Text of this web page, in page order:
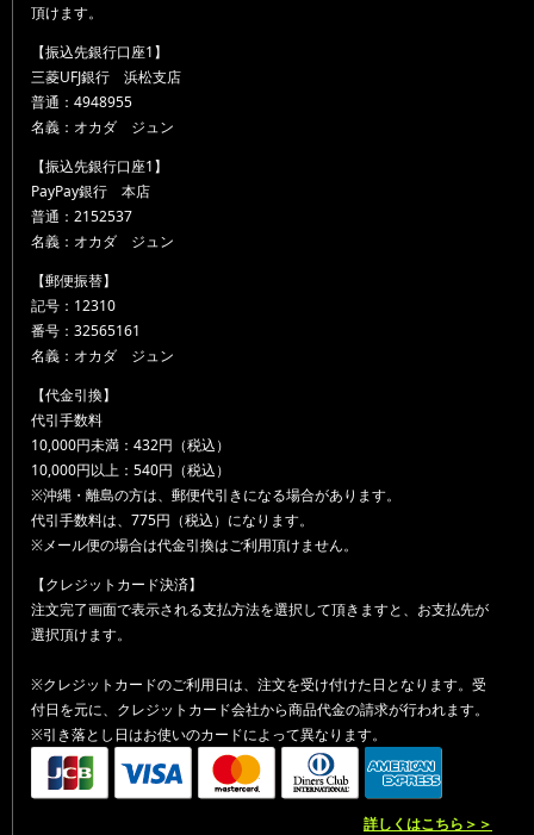
頂けます。
【振込先銀行口座1】
三菱UFJ銀行 浜松支店
普通：4948955
名義：オカダ ジュン
【振込先銀行口座1】
PayPay銀行 本店
普通：2152537
名義：オカダ ジュン
【郵便振替】
記号：12310
番号：32565161
名義：オカダ ジュン
【代金引換】
代引手数料
10,000円未満：432円（税込）
10,000円以上：540円（税込）
※沖縄・離島の方は、郵便代引きになる場合があります。
代引手数料は、775円（税込）になります。
※メール便の場合は代金引換はご利用頂けません。
【クレジットカード決済】
注文完了画面で表示される支払方法を選択して頂きますと、お支払先が
選択頂けます。
※クレジットカードのご利用日は、注文を受け付けた日となります。受
付日を元に、クレジットカード会社から商品代金の請求が行われます。
※引き落とし日はお使いのカードによって異なります。
詳しくはこちら＞＞